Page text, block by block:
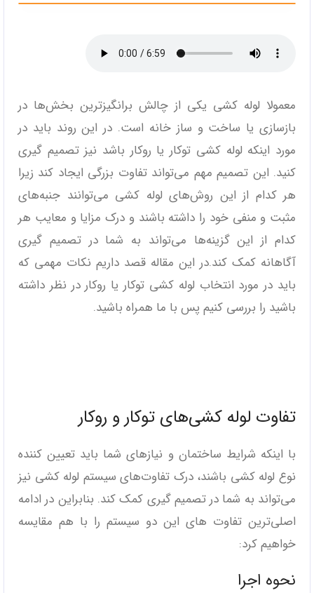
معمولا لوله کشی یکی از چالش برانگیزترین بخش‌ها در
بازسازی یا ساخت و ساز خانه است. در این روند باید در
مورد اینکه لوله کشی توکار یا روکار باشد نیز تصمیم گیری
کنید. این تصمیم مهم می‌تواند تفاوت بزرگی ایجاد کند زیرا
هر کدام از این روش‌های لوله کشی می‌توانند جنبه‌های
مثبت و منفی خود را داشته باشند و درک مزایا و معایب هر
کدام از این گزینه‌ها می‌تواند به شما در تصمیم گیری
آگاهانه کمک کند.در این مقاله قصد داریم نکات مهمی که
باید در مورد انتخاب لوله کشی توکار یا روکار در نظر داشته
باشید را بررسی کنیم پس با ما همراه باشید.
تفاوت لوله کشی‌های توکار و روکار
با اینکه شرایط ساختمان و نیازهای شما باید تعیین کننده
نوع لوله کشی باشند، درک تفاوت‌های سیستم لوله کشی نیز
می‌تواند به شما در تصمیم گیری کمک کند. بنابراین در ادامه
اصلی‌ترین تفاوت های این دو سیستم را با هم مقایسه
خواهیم کرد:
نحوه اجرا